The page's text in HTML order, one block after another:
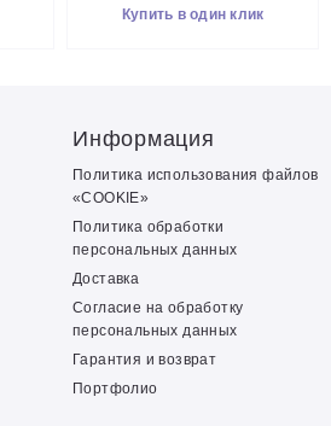
Купить в один клик
Информация
Политика использования файлов
«COOKIE»
Политика обработки
персональных данных
Доставка
Согласие на обработку
персональных данных
Гарантия и возврат
Портфолио